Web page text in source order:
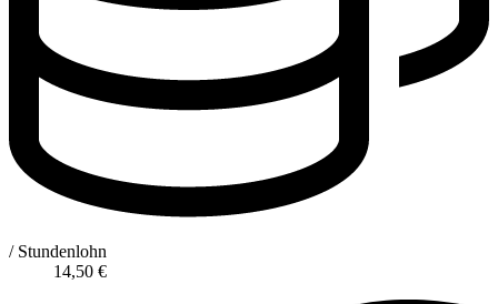
/ Stundenlohn
14,50 €